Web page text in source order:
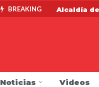
BREAKING Alcaldía
Alertan
Noticias Videos